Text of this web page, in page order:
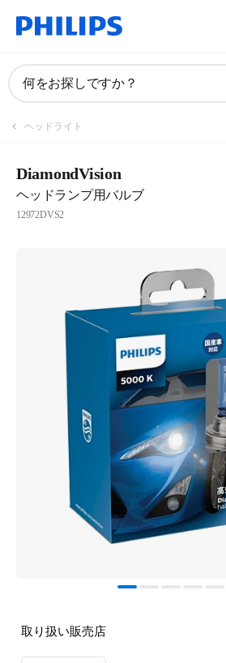
何をお探しですか？
ヘッドライト
DiamondVision
ヘッドランプ用バルブ
12972DVS2
取り扱い販売店